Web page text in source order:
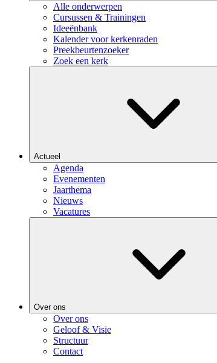
Alle onderwerpen
Cursussen & Trainingen
Ideeënbank
Kalender voor kerkenraden
Preekbeurtenzoeker
Zoek een kerk
Actueel
Agenda
Evenementen
Jaarthema
Nieuws
Vacatures
Over ons
Over ons
Geloof & Visie
Structuur
Contact